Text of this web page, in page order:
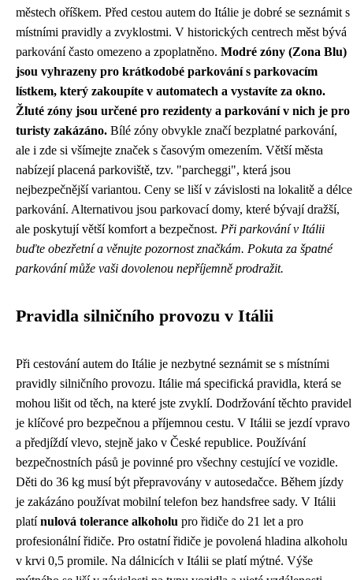
městech oříškem. Před cestou autem do Itálie je dobré se seznámit s
místními pravidly a zvyklostmi. V historických centrech měst bývá
parkování často omezeno a zpoplatněno. Modré zóny (Zona Blu)
jsou vyhrazeny pro krátkodobé parkování s parkovacím
lístkem, který zakoupíte v automatech a vystavíte za okno.
Žluté zóny jsou určené pro rezidenty a parkování v nich je pro
turisty zakázáno. Bílé zóny obvykle značí bezplatné parkování,
ale i zde si všímejte značek s časovým omezením. Větší města
nabízejí placená parkoviště, tzv. "parcheggi", která jsou
nejbezpečnější variantou. Ceny se liší v závislosti na lokalitě a délce
parkování. Alternativou jsou parkovací domy, které bývají dražší,
ale poskytují větší komfort a bezpečnost. Při parkování v Itálii
buďte obezřetní a věnujte pozornost značkám. Pokuta za špatné
parkování může vaši dovolenou nepříjemně prodražit.
Pravidla silničního provozu v Itálii
Při cestování autem do Itálie je nezbytné seznámit se s místními
pravidly silničního provozu. Itálie má specifická pravidla, která se
mohou lišit od těch, na které jste zvyklí. Dodržování těchto pravidel
je klíčové pro bezpečnou a příjemnou cestu. V Itálii se jezdí vpravo
a předjíždí vlevo, stejně jako v České republice. Používání
bezpečnostních pásů je povinné pro všechny cestující ve vozidle.
Děti do 36 kg musí být přepravovány v autosedačce. Během jízdy
je zakázáno používat mobilní telefon bez handsfree sady. V Itálii
platínulová tolerance alkoholu pro řidiče do 21 let a pro
profesionální řidiče. Pro ostatní řidiče je povolená hladina alkoholu
v krvi 0,5 promile. Na dálnicích v Itálii se platí mýtné. Výše